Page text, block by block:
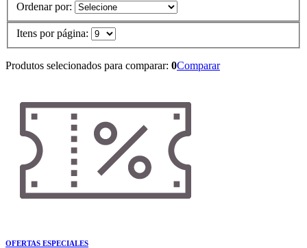
Ordenar por:
Itens por página:
Produtos selecionados para comparar: 0Comparar
OFERTAS ESPECIALES